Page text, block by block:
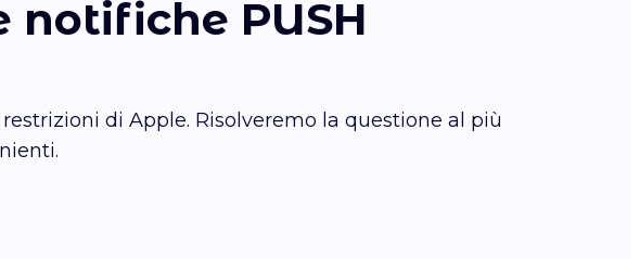
PUSH
di Apple. Risolveremo la questione al più